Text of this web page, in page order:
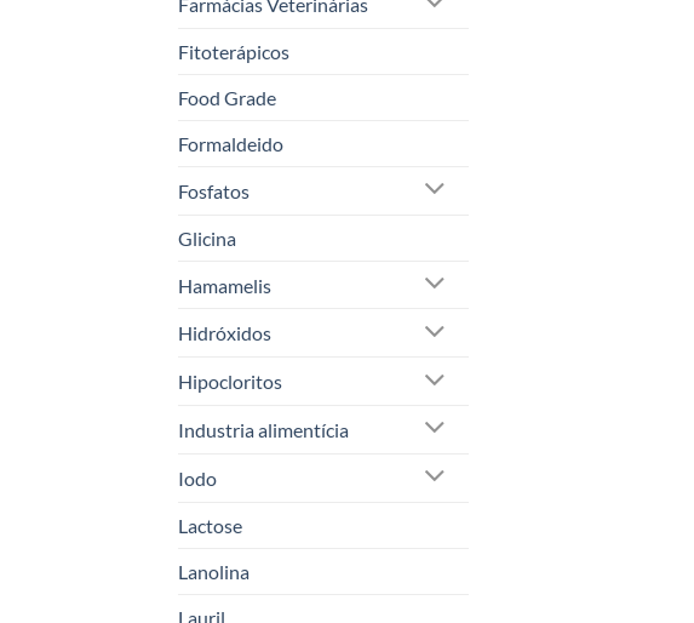
Fitoterápicos
Food Grade
Formaldeido
Fosfatos
Glicina
Hamamelis
Hidróxidos
Hipocloritos
Industria alimentícia
Iodo
Lactose
Lanolina
Lauril